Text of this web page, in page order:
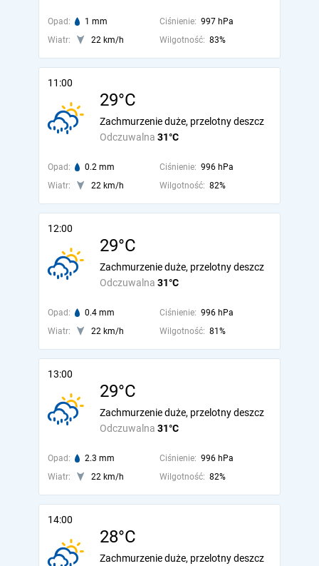
Opad: 1 mm Ciśnienie: 997 hPa
Wiatr:
22 km/h Wilgotność: 83%
11:00
29°C
Odczuwalna 31°C
Zachmurzenie duże, przelotny deszcz
Opad: 0.2 mm Ciśnienie: 996 hPa
Wiatr:
22 km/h Wilgotność: 82%
12:00
29°C
Odczuwalna 31°C
Zachmurzenie duże, przelotny deszcz
Opad: 0.4 mm Ciśnienie: 996 hPa
Wiatr:
22 km/h Wilgotność: 81%
13:00
29°C
Odczuwalna 31°C
Zachmurzenie duże, przelotny deszcz
Opad: 2.3 mm Ciśnienie: 996 hPa
Wiatr:
22 km/h Wilgotność: 82%
14:00
28°C
Zachmurzenie duże, przelotny deszcz